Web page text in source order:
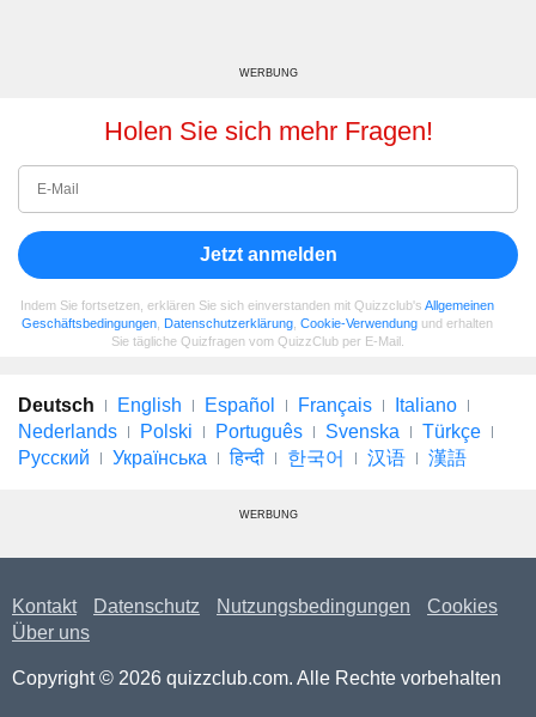
WERBUNG
Holen Sie sich mehr Fragen!
Jetzt anmelden
Indem Sie fortsetzen, erklären Sie sich einverstanden mit Quizzclub's Allgemeinen
Geschäftsbedingungen Datenschutzerklärung Cookie-Verwendung und erhalten
Sie tägliche Quizfragen vom QuizzClub per E-Mail.
Deutsch English Español Français
Italiano
Nederlands
Polski Português Svenska
Türkçe
Русский
Українська हिन्दी 한국어 汉语 漢語
WERBUNG
Kontakt Datenschutz Nutzungsbedingungen
Cookies
Über uns
Copyright © 2026 quizzclub.com. Alle Rechte vorbehalten